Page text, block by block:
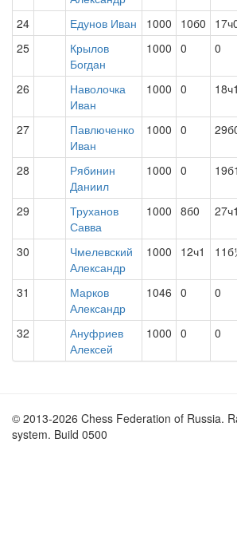
24
Едунов Иван 1000 10б0
25
Крылов
Богдан
1000 0 0
26
Наволочка
Иван
1000 0 18ч1
27
Павлюченко
Иван
1000 0
28
Рябинин
Даниил
1000 0 19б1
29
Труханов
Савва
1000 8б0 27ч1
30
Чмелевский
Александр
1000 12ч1
31
Марков
Александр
1046 0 0
32
Ануфриев
Алексей
1000 0 0
© 2013-2026 Chess Federation of Russia.
system. Build 0500